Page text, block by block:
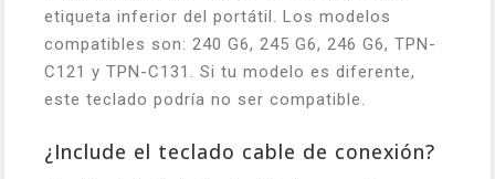
etiqueta inferior del portátil. Los modelos
compatibles son: 240 G6, 245 G6, 246 G6, TPN-
C121 y TPN-C131. Si tu modelo es diferente,
este teclado podría no ser compatible.
¿Include el teclado cable de conexión?